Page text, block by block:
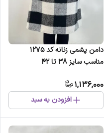
دامن پشمی زنانه کد 1275
مناسب سایز 38 تا 42
1,136,000
افزودن به سبد